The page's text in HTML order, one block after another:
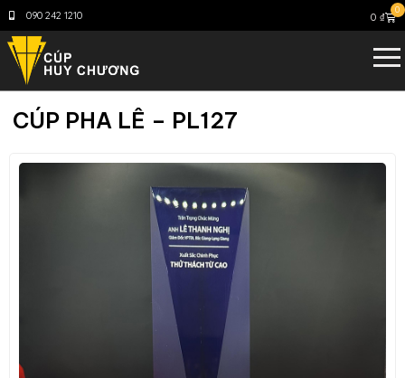
090 242 1210 0 ₫
0
CÚP PHA LÊ – PL127